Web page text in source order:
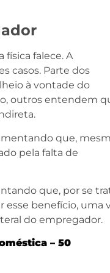
falece. A
casos. Parte dos
à vontade do
outros entendem
que,
pela falta de
que, por se
esse benefício, uma
do empregador.
– 50